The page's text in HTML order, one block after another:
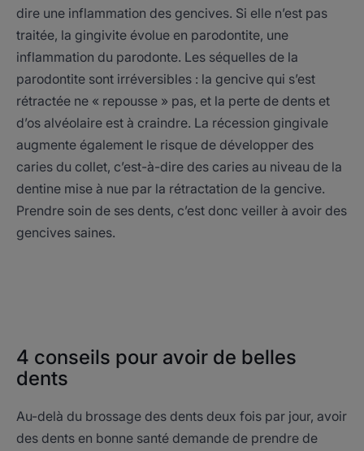
dire une inflammation des gencives. Si elle n’est pas
traitée, la gingivite évolue en parodontite, une
inflammation du parodonte. Les séquelles de la
parodontite sont irréversibles : la gencive qui s’est
rétractée ne « repousse » pas, et la perte de dents et
d’os alvéolaire est à craindre. La récession gingivale
augmente également le risque de développer des
caries du collet, c’est-à-dire des caries au niveau de la
dentine mise à nue par la rétractation de la gencive.
Prendre soin de ses dents, c’est donc veiller à avoir des
gencives saines.
4 conseils pour avoir de belles
dents
Au-delà du brossage des dents deux fois par jour, avoir
des dents en bonne santé demande de prendre de